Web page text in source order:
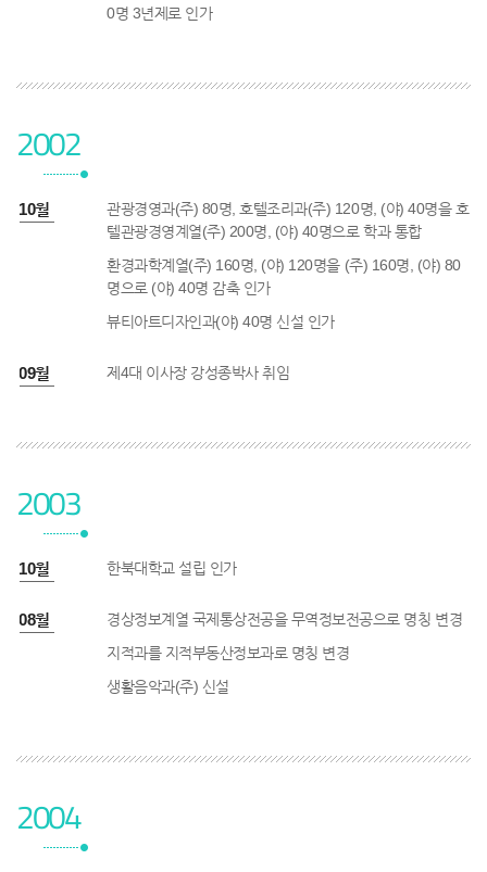
0명 3년제로 인가
2002
10월
관광경영과(주) 80명, 호텔조리과(주) 120명, (야) 40명을 호
텔관광경영계열(주) 200명, (야) 40명으로 학과 통합
환경과학계열(주) 160명, (야) 120명을 (주) 160명, (야) 80
명으로 (야) 40명 감축 인가
뷰티아트디자인과(야) 40명 신설 인가
09월 제4대 이사장 강성종박사 취임
2003
10월 한북대학교 설립 인가
08월
경상정보계열 국제통상전공을 무역정보전공으로 명칭 변경
지적과를 지적부동산정보과로 명칭 변경
생활음악과(주) 신설
2004